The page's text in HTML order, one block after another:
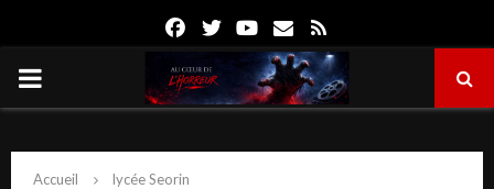
FacebookTwitterYoutube
Email
PRIMARY
Accueil lycée Seorin